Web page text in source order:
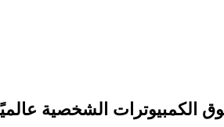
الكمبيوترات الشخصية